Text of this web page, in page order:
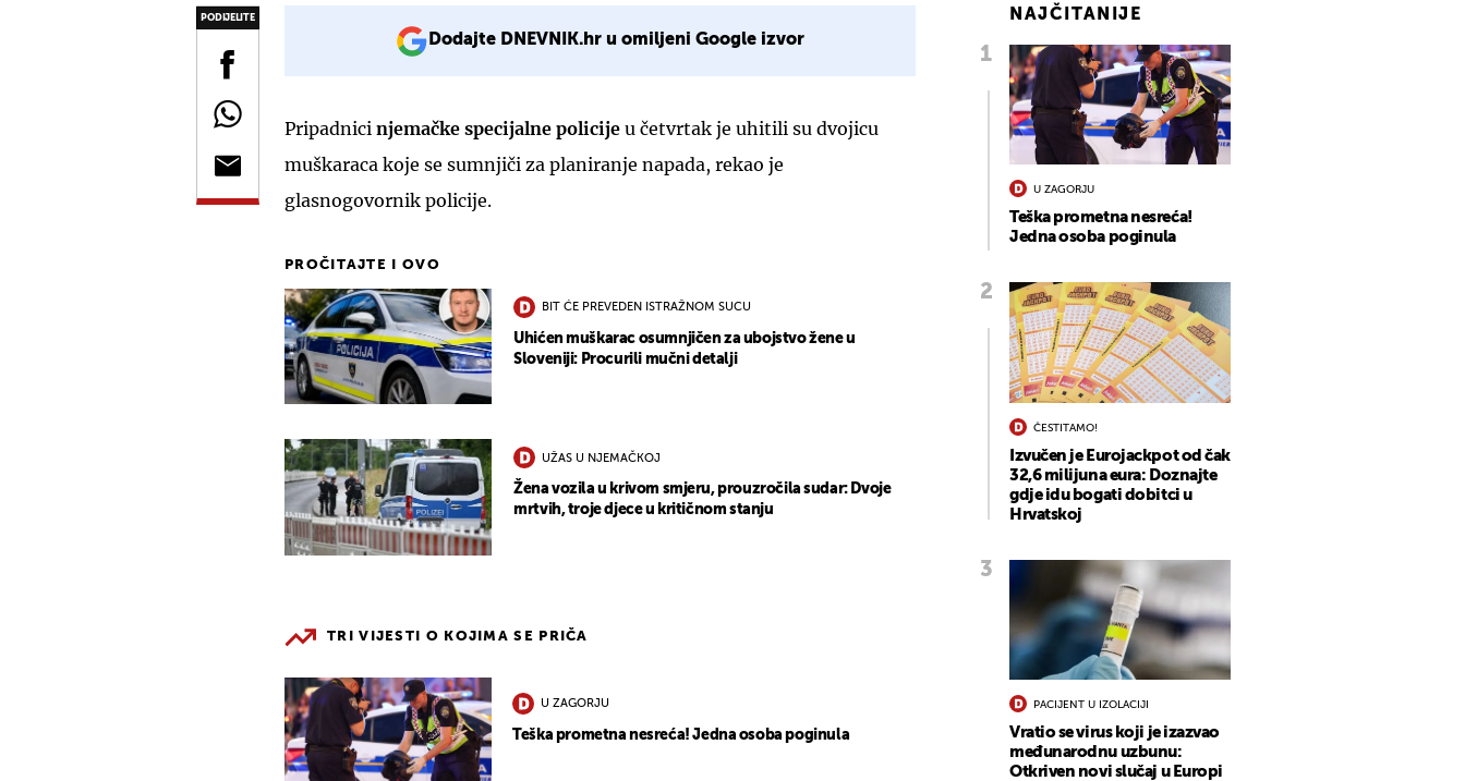
PODIJELITE
Dodajte DNEVNIK.hr u omiljeni Google izvor
Pripadnici njemačke specijalne policije u četvrtak je uhitili su dvojicu
muškaraca koje se sumnjiči za planiranje napada, rekao je
glasnogovornik policije.
PROČITAJTE I OVO
BIT ĆE PREVEDEN ISTRAŽNOM SUCU
Uhićen muškarac osumnjičen za ubojstvo žene u
Sloveniji: Procurili mučni detalji
UŽAS U NJEMAČKOJ
Žena vozila u krivom smjeru, prouzročila sudar: Dvoje
mrtvih, troje djece u kritičnom stanju
TRI VIJESTI O KOJIMA SE PRIČA
U ZAGORJU
Teška prometna nesreća! Jedna osoba poginula
NAJČITANIJE
U ZAGORJU
Teška prometna nesreća!
Jedna osoba poginula
ČESTITAMO!
Izvučen je Eurojackpot od čak
32,6 milijuna eura: Doznajte
gdje idu bogati dobitci u
Hrvatskoj
PACIJENT U IZOLACIJI
Vratio se virus koji je izazvao
međunarodnu uzbunu:
Otkriven novi slučaj u Europi